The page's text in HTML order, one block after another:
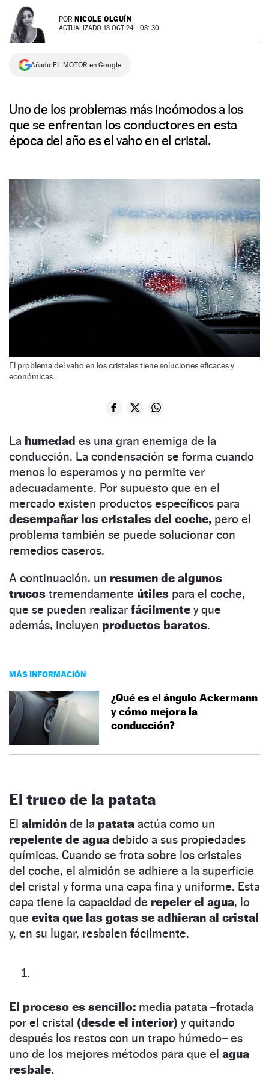
NEWSLETTER POR NICOLE OLGUÍN
ACTUALIZADO 18 OCT 24 - 08: 30
Añadir EL MOTOR en Google
Uno de los problemas más incómodos a los
que se enfrentan los conductores en esta
época del año es el vaho en el cristal.
El problema del vaho en los cristales tiene soluciones eficaces y
económicas.
La humedad es una gran enemiga de la
conducción. La condensación se forma cuando
menos lo esperamos y no permite ver
adecuadamente. Por supuesto que en el
mercado existen productos específicos para
desempañar los cristales del coche, pero el
problema también se puede solucionar con
remedios caseros.
A continuación, un resumen de algunos
trucos tremendamente útiles para el coche,
que se pueden realizar fácilmente y que
además, incluyen productos baratos.
MÁS INFORMACIÓN
¿Qué es el ángulo Ackermann
y cómo mejora la
conducción?
El truco de la patata
El almidón de la patata actúa como un
repelente de agua debido a sus propiedades
químicas. Cuando se frota sobre los cristales
del coche, el almidón se adhiere a la superficie
del cristal y forma una capa fina y uniforme. Esta
capa tiene la capacidad de repeler el agua, lo
que evita que las gotas se adhieran al cristal
y, en su lugar, resbalen fácilmente.
El proceso es sencillo: media patata –frotada
por el cristal (desde el interior) y quitando
después los restos con un trapo húmedo– es
uno de los mejores métodos para que el agua
resbale.